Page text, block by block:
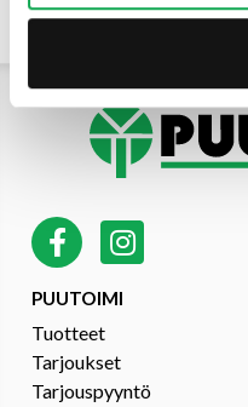
PUUTOIMI
Tuotteet
Tarjoukset
Tarjouspyyntö